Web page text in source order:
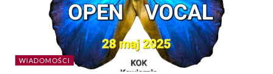
WIADOMOŚCI